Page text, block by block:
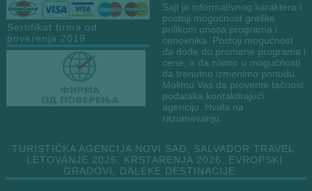
Sertifikat firma od
poverenja 2019
Sajt je informativnog karaktera i
postoji mogućnost greške
prilikom unosa programa i
cenovnika. Postoji mogućnost
da dođe do promene programa i
cene, a da nismo u mogućnosti
da trenutno izmenimo ponudu.
Molimo Vas da proverite tačnost
podataka kontaktirajući
agenciju. Hvala na
razumevanju.
TURISTIČKA AGENCIJA NOVI SAD, SALVADOR TRAVEL,
LETOVANJE 2026, KRSTARENJA 2026, EVROPSKI
GRADOVI, DALEKE DESTINACIJE…